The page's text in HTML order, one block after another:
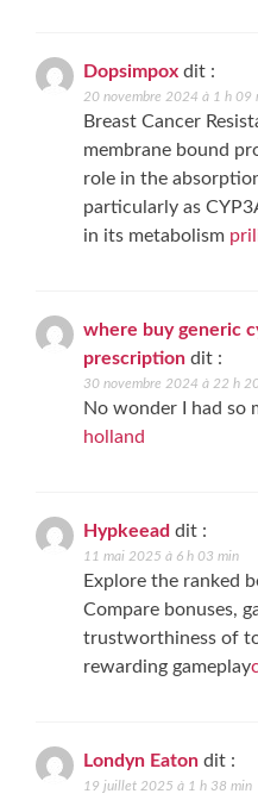
Dopsimpox dit :
20 novembre 2024 à 1 h 09
Breast Cancer
membrane bound
role in the
particularly as
in its metabolism
where buy generic
prescription dit :
30 novembre 2024 à 22 h
No wonder I had so
holland
Hypkeead dit :
11 mai 2025 à 6 h 03 min
Explore the ranked
Compare bonuses,
trustworthiness of
rewarding gameplay
Londyn Eaton dit :
19 juillet 2025 à 1 h 38 min